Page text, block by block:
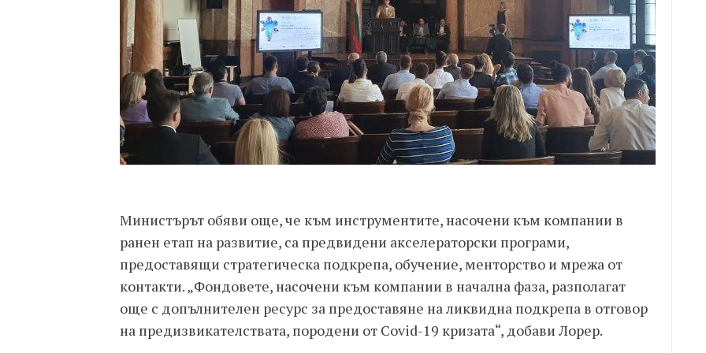
Министърът обяви още, че към инструментите, насочени към компании в
ранен етап на развитие, са предвидени акселераторски програми,
предоставящи стратегическа подкрепа, обучение, менторство и мрежа от
контакти. „Фондовете, насочени към компании в начална фаза, разполагат
още с допълнителен ресурс за предоставяне на ликвидна подкрепа в отговор
на предизвикателствата, породени от Covid-19 кризата“, добави Лорер.